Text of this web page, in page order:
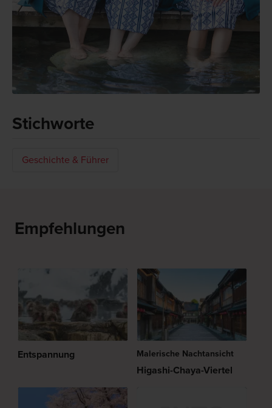
Stichworte
Geschichte & Führer
Empfehlungen
Entspannung Malerische Nachtansicht
Higashi-Chaya-Viertel